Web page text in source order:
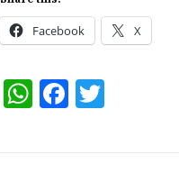
Facebook X
WhatsApp
Facebook